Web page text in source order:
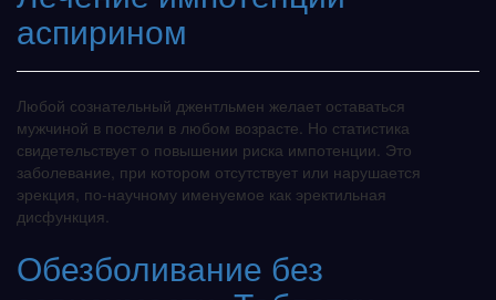
аспирином
Любой сознательный джентльмен желает оставаться
мужчиной в постели в любом возрасте. Но статистика
свидетельствует о повышении риска импотенции. Это
заболевание, при котором отсутствует или нарушается
эрекция, по-научному именуемое как эректильная
дисфункция.
Обезболивание без